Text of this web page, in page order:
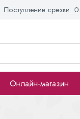
Поступление срезки:
Онлайн-магазин